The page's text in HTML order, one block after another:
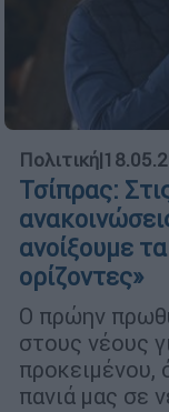
Πολιτική|
Τσίπρας:
ανοίξουμε
ορίζοντες»
Ο πρώην
στους νέους
προκειμένου,
πανιά μας σε